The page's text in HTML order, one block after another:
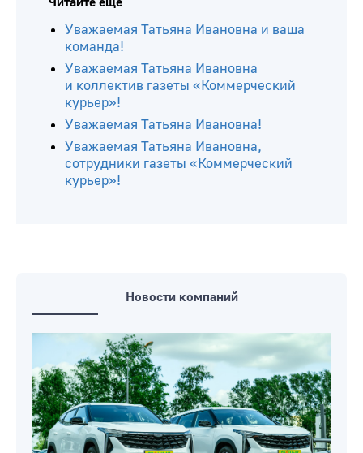
Читайте ещё
Уважаемая Татьяна Ивановна и ваша
команда!
Уважаемая Татьяна Ивановна
Новости компаний